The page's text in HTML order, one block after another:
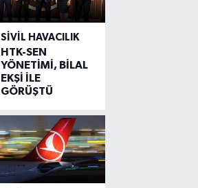
SIVIL HAVACILIK
HTK-SEN
YÖNETİMİ, BİLAL
EKŞİ İLE
GÖRÜŞTÜ